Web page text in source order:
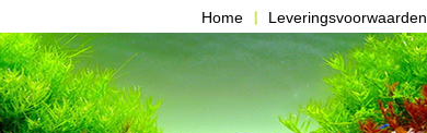
Home Leveringsvoorwaarden